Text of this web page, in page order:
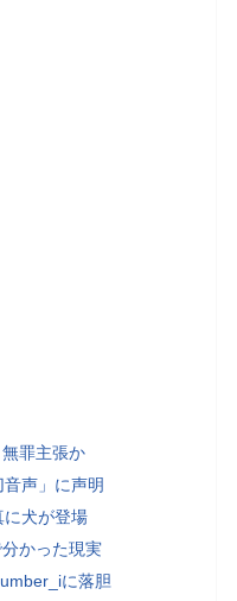
罪主張か
声」に声明
に犬が登場
かった現実
に落胆